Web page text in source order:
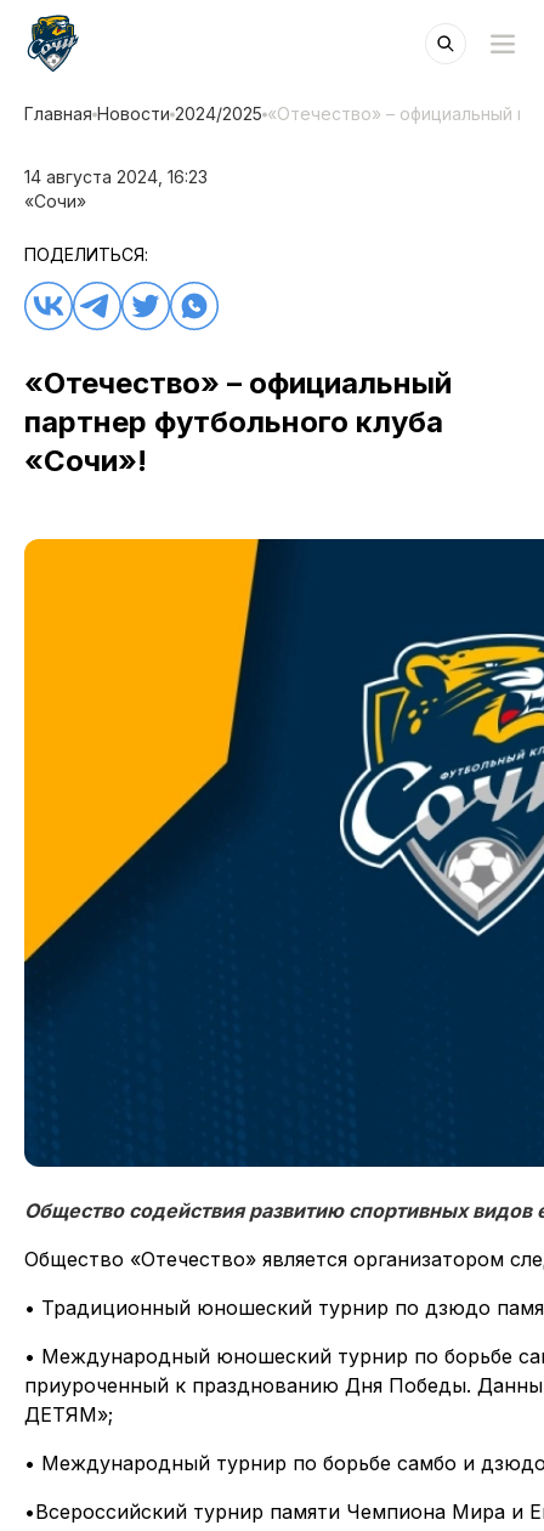
Главная Новости 2024/2025 «Отечество» – официальный
14 августа 2024, 16:23
«Сочи»
ПОДЕЛИТЬСЯ:
«Отечество» – официальный
партнер футбольного клуба
«Сочи»!
Общество содействия развитию спортивных
Общество «Отечество» является организатором
• Традиционный юношеский турнир по дзюдо
• Международный юношеский турнир по борьбе
приуроченный к празднованию Дня Победы.
ДЕТЯМ»;
• Международный турнир по борьбе самбо и
•Всероссийский турнир памяти Чемпиона Мира и